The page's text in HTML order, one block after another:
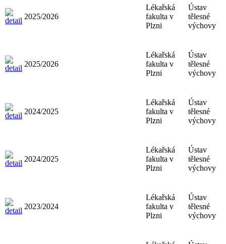
2025/2026
Lékařská
fakulta v
Plzni
Ústav
tělesné
výchovy
2025/2026
Lékařská
fakulta v
Plzni
Ústav
tělesné
výchovy
2024/2025
Lékařská
fakulta v
Plzni
Ústav
tělesné
výchovy
2024/2025
Lékařská
fakulta v
Plzni
Ústav
tělesné
výchovy
2023/2024
Lékařská
fakulta v
Plzni
Ústav
tělesné
výchovy